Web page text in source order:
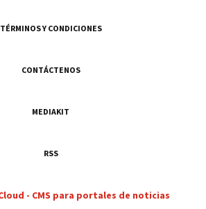
TÉRMINOS Y CONDICIONES
CONTÁCTENOS
MEDIAKIT
RSS
- CMS para portales de noticias